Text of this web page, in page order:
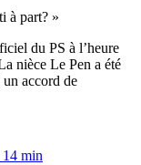
à part? »
du PS à l’heure
nièce Le Pen a été
un accord de
14 min